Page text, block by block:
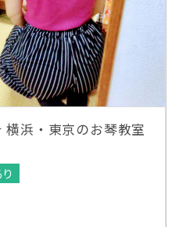
浜・東京のお琴教室